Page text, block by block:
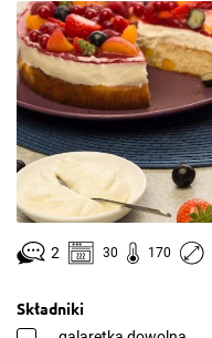
2 30 170
Składniki